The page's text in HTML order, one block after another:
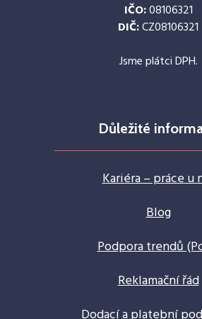
IČO:08106321
DIČ:CZ08106321
Jsme plátci DPH.
Důležité
Kariéra – práce u
Blog
Podpora trendů
Reklamační řád